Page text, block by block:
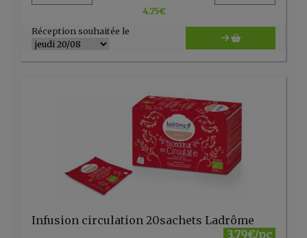
4.75€
Réception souhaitée le
Infusion circulation 20sachets Ladrôme
3.79€/pc